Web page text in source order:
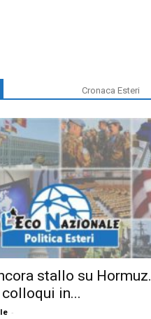
Cronaca Esteri
stallo su Hormuz.
in...
-